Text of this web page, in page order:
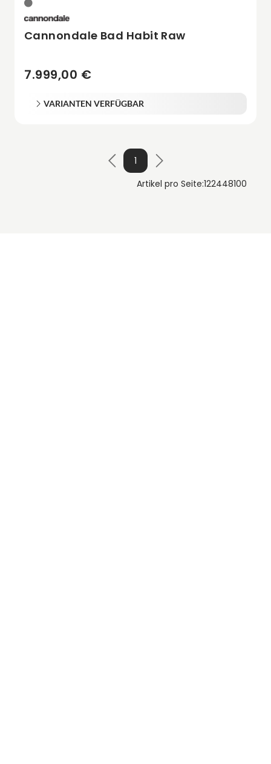
Cannondale Bad Habit Raw
7.999,00 €
VARIANTEN VERFÜGBAR
1
Artikel pro Seite:122448100